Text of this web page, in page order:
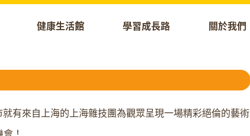
健康生活館 學習成長路 關於我們
有來自上海的上海雜技團為觀眾呈現一場精彩絕倫的藝術